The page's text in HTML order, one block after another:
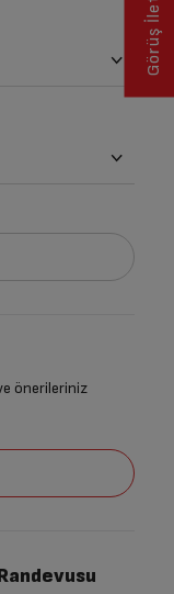
önerileriniz
Görüş İletin